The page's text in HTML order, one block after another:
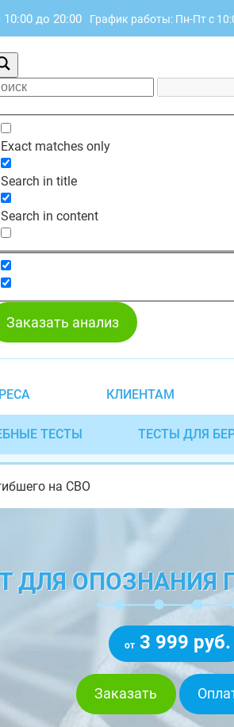
10:00 до 20:00 График работы: Пн-Пт с
Exact matches only
Search in title
Search in content
Заказать анализ
КЛИЕНТАМ
ТЕСТЫ ТЕСТЫ ДЛЯ
на СВО
ДЛЯ ОПОЗНАНИЯ
от 3 999 руб.
Заказать